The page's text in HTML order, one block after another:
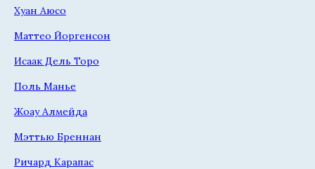
Хуан Аюсо
Маттео Йоргенсон
Исаак Дель Торо
Поль Манье
Жоау Алмейда
Мэттью Бреннан
Ричард Карапас